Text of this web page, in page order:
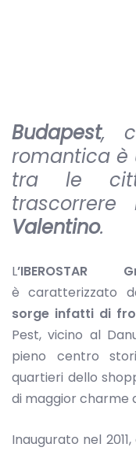
Budapest,
romantica è
tra le
Valentino.
L
è caratterizzato
sorge infatti di
Pest, vicino al
pieno centro
quartieri dello
di maggior charme
Inaugurato nel